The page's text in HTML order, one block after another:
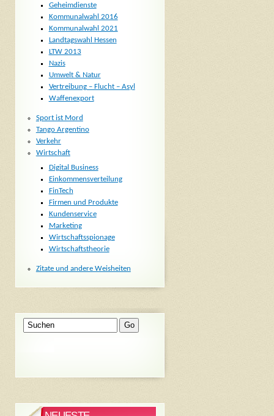
Geheimdienste
Kommunalwahl 2016
Kommunalwahl 2021
Landtagswahl Hessen
LTW 2013
Nazis
Umwelt & Natur
Vertreibung – Flucht – Asyl
Waffenexport
Sport ist Mord
Tango Argentino
Verkehr
Wirtschaft
Digital Business
Einkommensverteilung
FinTech
Firmen und Produkte
Kundenservice
Marketing
Wirtschaftsspionage
Wirtschaftstheorie
Zitate und andere Weisheiten